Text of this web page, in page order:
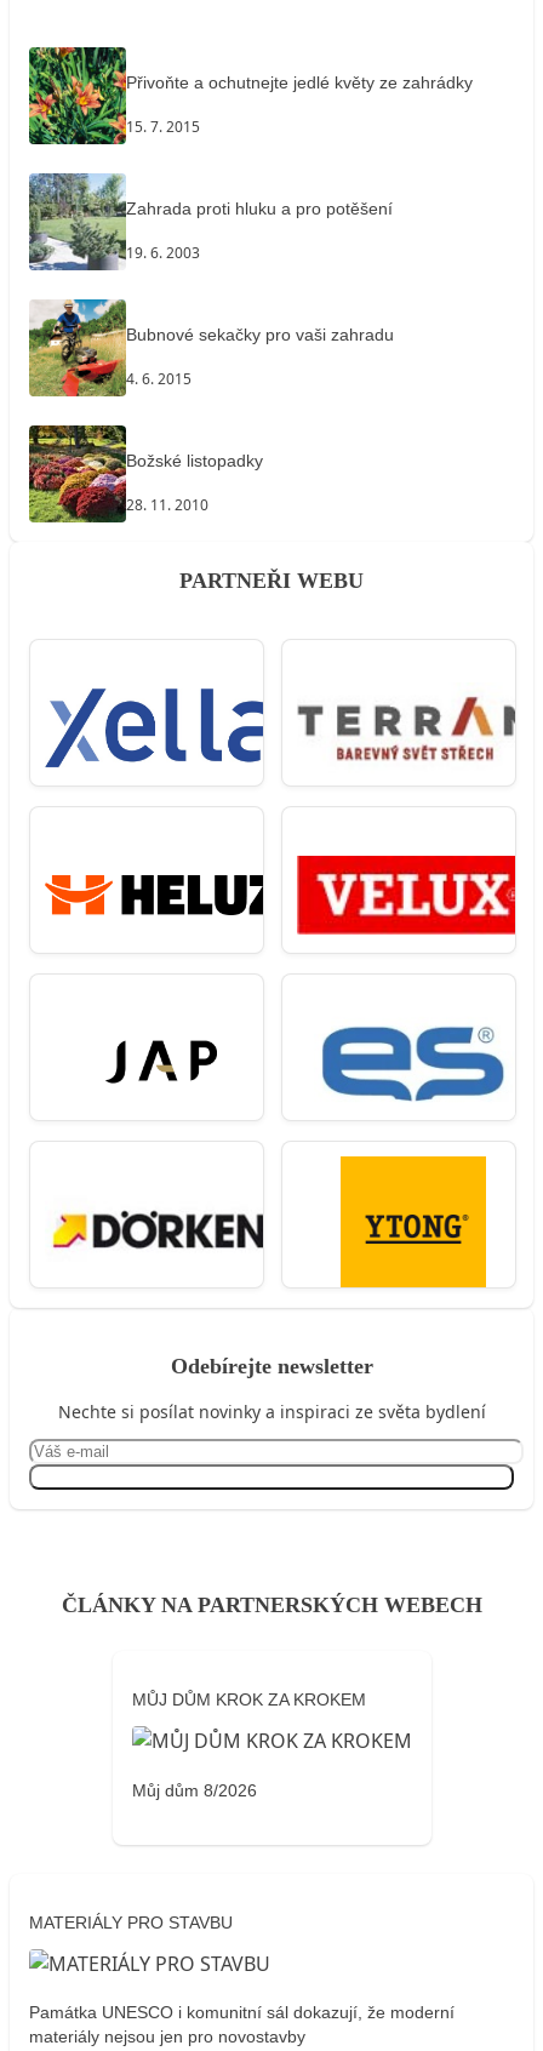
Přivoňte a ochutnejte jedlé květy ze zahrádky
15. 7. 2015
Zahrada proti hluku a pro potěšení
19. 6. 2003
Bubnové sekačky pro vaši zahradu
4. 6. 2015
Božské listopadky
28. 11. 2010
PARTNEŘI WEBU
Odebírejte newsletter
Nechte si posílat novinky a inspiraci ze světa bydlení
ČLÁNKY NA PARTNERSKÝCH WEBECH
MŮJ DŮM KROK ZA KROKEM
Můj dům 8/2026
MATERIÁLY PRO STAVBU
Památka UNESCO i komunitní sál dokazují, že moderní
materiály nejsou jen pro novostavby